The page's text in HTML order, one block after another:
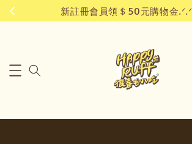
新註冊會員領＄50元購物金.ᐟ.ᐟ